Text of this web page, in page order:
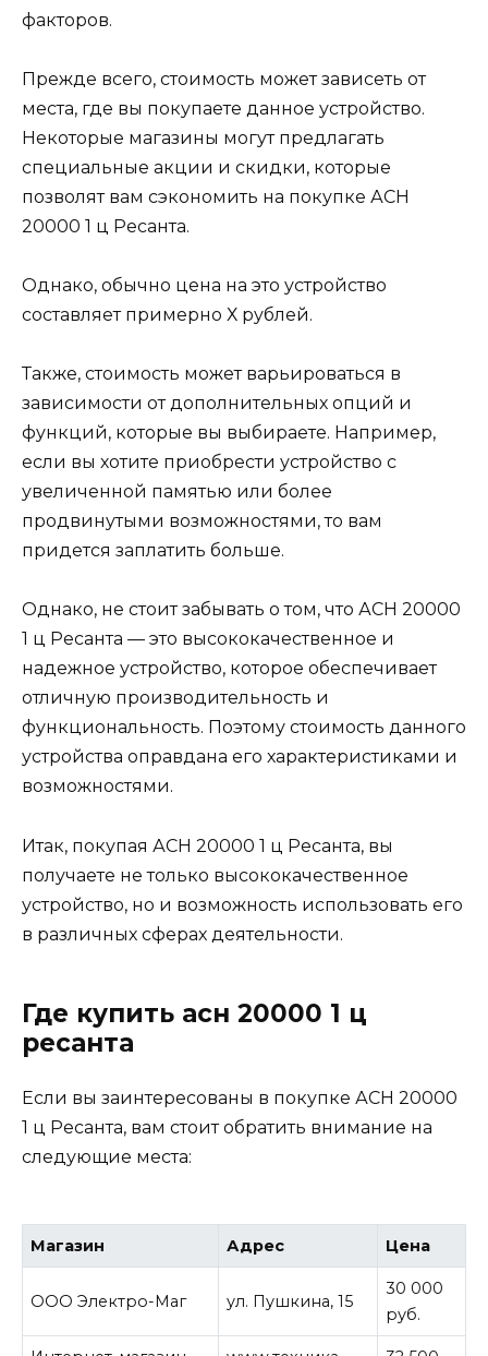
факторов.
Прежде всего, стоимость может зависеть от
места, где вы покупаете данное устройство.
Некоторые магазины могут предлагать
специальные акции и скидки, которые
позволят вам сэкономить на покупке АСН
20000 1 ц Ресанта.
Однако, обычно цена на это устройство
составляет примерно Х рублей.
Также, стоимость может варьироваться в
зависимости от дополнительных опций и
функций, которые вы выбираете. Например,
если вы хотите приобрести устройство с
увеличенной памятью или более
продвинутыми возможностями, то вам
придется заплатить больше.
Однако, не стоит забывать о том, что АСН 20000
1 ц Ресанта — это высококачественное и
надежное устройство, которое обеспечивает
отличную производительность и
функциональность. Поэтому стоимость данного
устройства оправдана его характеристиками и
возможностями.
Итак, покупая АСН 20000 1 ц Ресанта, вы
получаете не только высококачественное
устройство, но и возможность использовать его
в различных сферах деятельности.
Где купить асн 20000 1 ц
ресанта
Если вы заинтересованы в покупке АСН 20000
1 ц Ресанта, вам стоит обратить внимание на
следующие места:
Магазин Адрес Цена
ООО Электро-Маг ул. Пушкина, 15
30 000
руб.